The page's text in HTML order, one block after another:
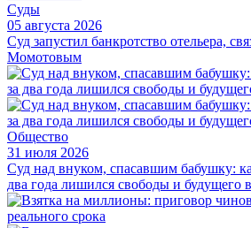
Суды
05 августа 2026
Суд запустил банкротство отельера,
Момотовым
Общество
31 июля 2026
Суд над внуком, спасавшим бабушку:
два года лишился свободы и будущего